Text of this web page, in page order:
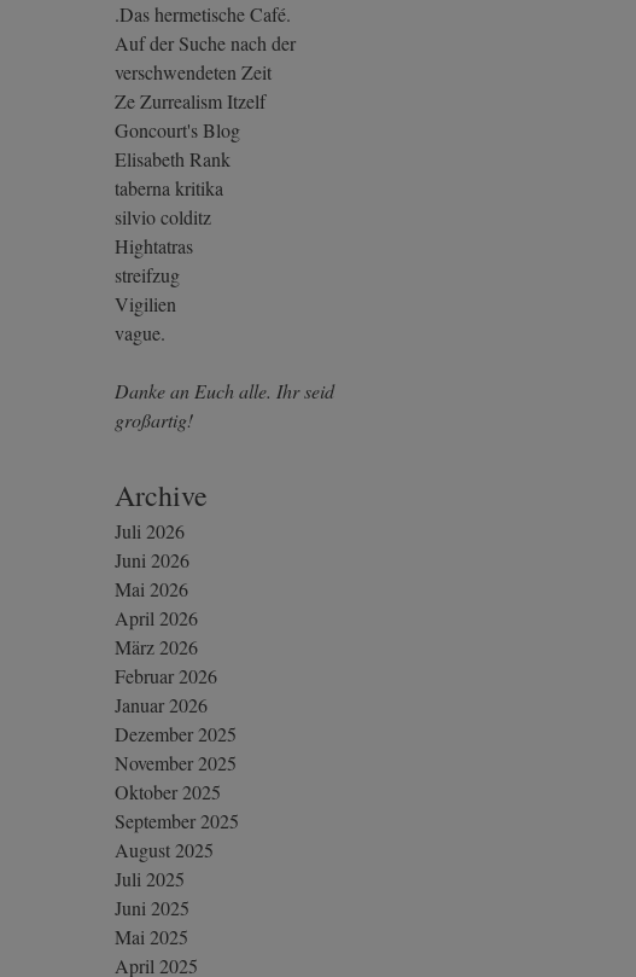
.Das hermetische Café.
Auf der Suche nach der
verschwendeten Zeit
Ze Zurrealism Itzelf
Goncourt's Blog
Elisabeth Rank
taberna kritika
silvio colditz
Hightatras
streifzug
Vigilien
vague.
Danke an Euch alle. Ihr seid
großartig!
Archive
Juli 2026
Juni 2026
Mai 2026
April 2026
März 2026
Februar 2026
Januar 2026
Dezember 2025
November 2025
Oktober 2025
September 2025
August 2025
Juli 2025
Juni 2025
Mai 2025
April 2025